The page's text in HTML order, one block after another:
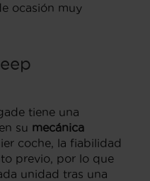
ocasión muy
tiene una
su mecánica
coche, la fiabilidad
previo, por lo que
unidad tras una